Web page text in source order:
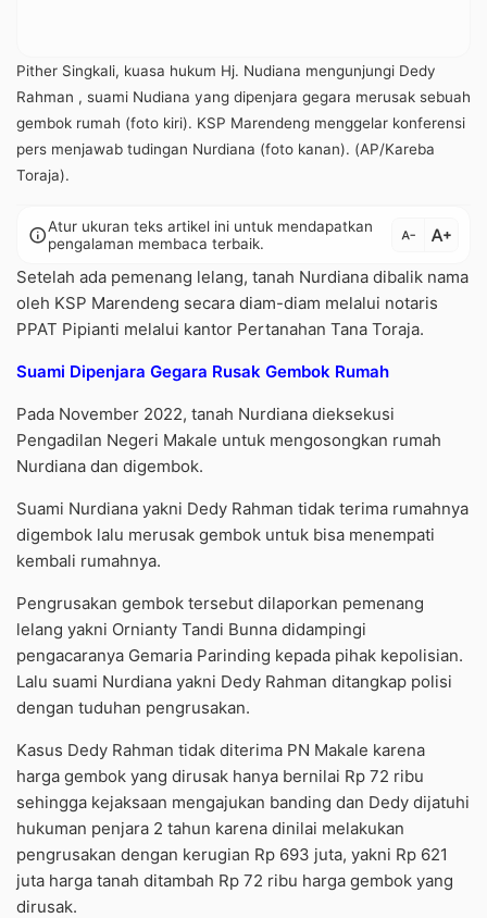
Pither Singkali, kuasa hukum Hj. Nudiana mengunjungi Dedy
Rahman , suami Nudiana yang dipenjara gegara merusak sebuah
gembok rumah (foto kiri). KSP Marendeng menggelar konferensi
pers menjawab tudingan Nurdiana (foto kanan). (AP/Kareba
Toraja).
infoAtur ukuran teks artikel ini untuk mendapatkan
pengalaman membaca terbaik.
text_decrease text_increase
Setelah ada pemenang lelang, tanah Nurdiana dibalik nama
oleh KSP Marendeng secara diam-diam melalui notaris
PPAT Pipianti melalui kantor Pertanahan Tana Toraja.
Suami Dipenjara Gegara Rusak Gembok Rumah
Pada November 2022, tanah Nurdiana dieksekusi
Pengadilan Negeri Makale untuk mengosongkan rumah
Nurdiana dan digembok.
Suami Nurdiana yakni Dedy Rahman tidak terima rumahnya
digembok lalu merusak gembok untuk bisa menempati
kembali rumahnya.
Pengrusakan gembok tersebut dilaporkan pemenang
lelang yakni Ornianty Tandi Bunna didampingi
pengacaranya Gemaria Parinding kepada pihak kepolisian.
Lalu suami Nurdiana yakni Dedy Rahman ditangkap polisi
dengan tuduhan pengrusakan.
Kasus Dedy Rahman tidak diterima PN Makale karena
harga gembok yang dirusak hanya bernilai Rp 72 ribu
sehingga kejaksaan mengajukan banding dan Dedy dijatuhi
hukuman penjara 2 tahun karena dinilai melakukan
pengrusakan dengan kerugian Rp 693 juta, yakni Rp 621
juta harga tanah ditambah Rp 72 ribu harga gembok yang
dirusak.